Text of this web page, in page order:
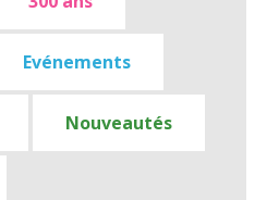
Evénements
Nouveautés